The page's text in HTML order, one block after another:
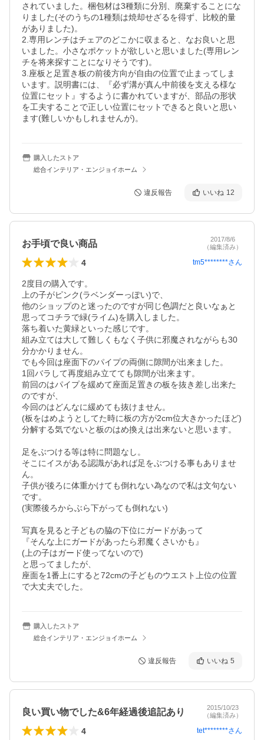
されていました。梱包材は3種類に分別、廃棄することにな
りました(そのうちの1種類は焼却せざるを得ず、比較的量
がありました)。
2.専用レンチはチェアのどこかに収まると、なお良いと思
いました。小さなポケットが欲しいと思いました(専用レン
チを将来探すことになりそうです)。
3.座板と足置き板の前後方向が自由の位置で止まってしま
います。説明書には、『必ず溝が真ん中前後を支える様な
位置にセット』するように書かれていますが、部品の形状
を工夫することで正しい位置にセットできると良いと思い
ます(難しいかもしれませんが)。
購入したストア
総合インテリア・エンジョイホーム
違反報告 いいね 12
お手頃で良い商品
2017/8/6
（編集済み）
4 tm5********さん
2度目の購入です。
上の子がピンク(ラベンダーっぽい)で、
他のショップのと迷ったのですが同じ色調だと良いなぁと
思ってコチラで緑(ライム)を購入しました。
落ち着いた黄緑といった感じです。
組み立ては大して難しくもなく子供に邪魔されながらも30
分かかりません。
でも今回は座面下のパイプの両側に隙間が出来ました。
1回バラして再度組み立てても隙間が出来ます。
前回のはパイプを緩めて座面足置きの板を抜き差し出来た
のですが、
今回のはどんなに緩めても抜けません。
(板をはめようとしてた時に板の方が2cm位大きかったほど)
分解する気でないと板のはめ換えは出来ないと思います。
足をぶつける等は特に問題なし。
そこにイスがある認識があれば足をぶつける事もありませ
ん。
子供が後ろに体重かけても倒れない為なので私は文句ない
です。
(実際後ろからぶら下がっても倒れない)
写真を見ると子どもの脇の下位にガードがあって
『そんな上にガードがあったら邪魔くさいかも』
(上の子はガード使ってないので)
と思ってましたが、
座面を1番上にすると72cmの子どものウエスト上位の位置
で大丈夫でした。
購入したストア
総合インテリア・エンジョイホーム
違反報告 いいね 5
良い買い物でした&6年経過後追記あり
2015/10/23
（編集済み）
4 tet********さん